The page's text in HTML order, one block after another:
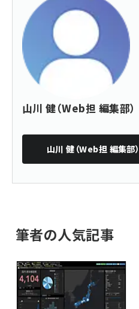
山川 健（Web担 編集部）
山川 健（Web担 編集部）
筆者の人気記事